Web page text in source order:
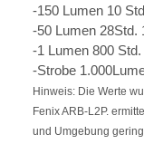
-150 Lumen 10
-50 Lumen 28Std.
-1 Lumen 800 Std.
-Strobe
Hinweis: Die Werte
Fenix ARB-L2P.
und Umgebung